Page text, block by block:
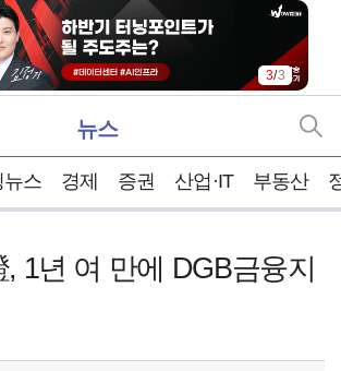
3/3
뉴스
뉴스 경제 증권 산업·IT 부동산
1년 여 만에 DGB금융지